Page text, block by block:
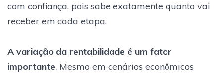
com confiança, pois sabe exatamente quanto vai
receber em cada etapa.
A variação da rentabilidade é um fator
importante. Mesmo em cenários econômicos